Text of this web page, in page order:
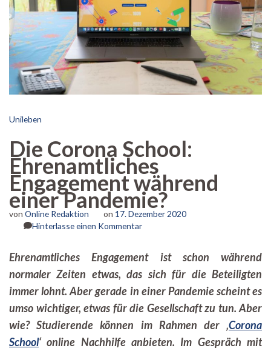
Unileben
Die Corona School:
Ehrenamtliches
Engagement während
einer Pandemie?
von Online Redaktion on 17. Dezember 2020
Hinterlasse einen Kommentarzu
School:
Ehrenamtliches
Engagement
während
einer
Pandemie?
Ehrenamtliches Engagement ist schon während
normaler Zeiten etwas, das sich für die Beteiligten
immer lohnt. Aber gerade in einer Pandemie scheint es
umso wichtiger, etwas für die Gesellschaft zu tun. Aber
wie? Studierende können im Rahmen der ‚Corona
School‘ online Nachhilfe anbieten. Im Gespräch mit